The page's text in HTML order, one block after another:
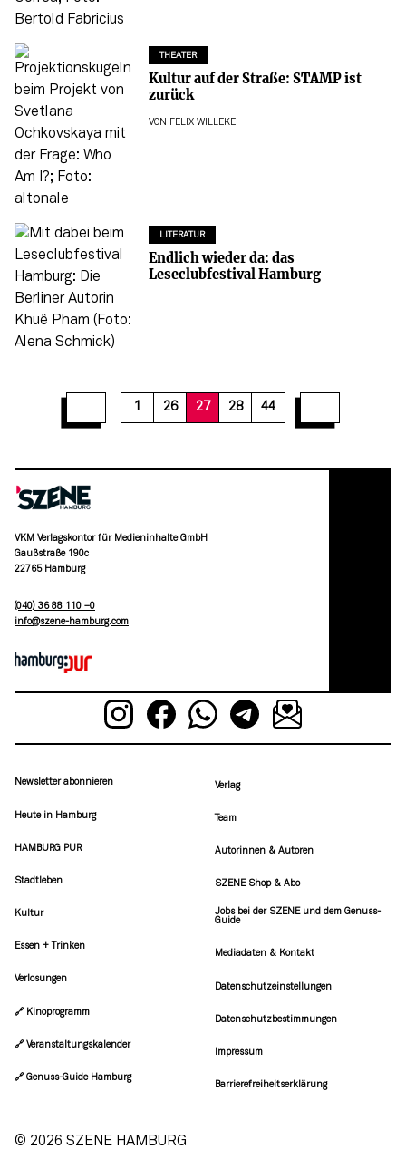
THEATER
Kultur auf der Straße: STAMP ist
zurück
VON FELIX WILLEKE
LITERATUR
Endlich wieder da: das
Leseclubfestival Hamburg
1 26 27 28 44
33 3536 3839 41
VKM Verlagskontor für Medieninhalte GmbH
Gaußstraße 190c
22765 Hamburg
(040) 36 88 110 –0
moc.grubmah-enezs@ofni
Newsletter abonnieren
Heute in Hamburg
HAMBURG PUR
Stadtleben
Kultur
Essen + Trinken
Verlosungen
🔗 Kinoprogramm
🔗 Veranstaltungskalender
🔗 Genuss-Guide Hamburg
Verlag
Team
Autorinnen & Autoren
SZENE Shop & Abo
Jobs bei der SZENE und dem Genuss-
Guide
Mediadaten & Kontakt
Datenschutzeinstellungen
Datenschutzbestimmungen
Impressum
Barrierefreiheitserklärung
© 2026 SZENE HAMBURG